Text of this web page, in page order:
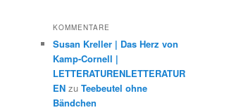
KOMMENTARE
Susan Kreller | Das Herz von
Kamp-Cornell |
LETTERATURENLETTERATUR
EN zu Teebeutel ohne
Bändchen